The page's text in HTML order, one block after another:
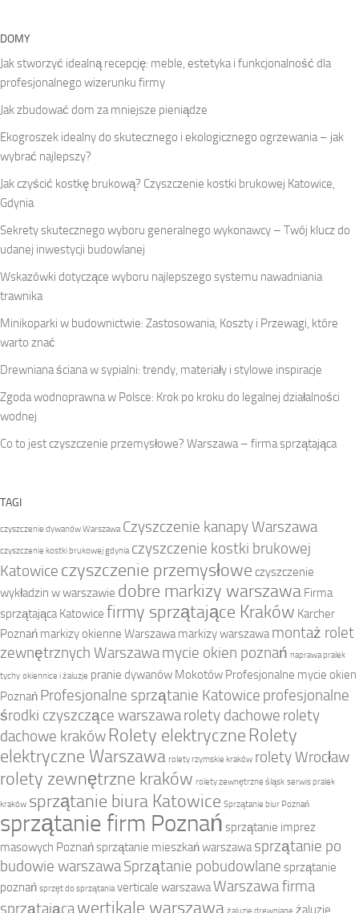
DOMY
Jak stworzyć idealną recepcję: meble, estetyka i funkcjonalność dla
profesjonalnego wizerunku firmy
Jak zbudować dom za mniejsze pieniądze
Ekogroszek idealny do skutecznego i ekologicznego ogrzewania – jak
wybrać najlepszy?
Jak czyścić kostkę brukową? Czyszczenie kostki brukowej Katowice,
Gdynia
Sekrety skutecznego wyboru generalnego wykonawcy – Twój klucz do
udanej inwestycji budowlanej
Wskazówki dotyczące wyboru najlepszego systemu nawadniania
trawnika
Minikoparki w budownictwie: Zastosowania, Koszty i Przewagi, które
warto znać
Drewniana ściana w sypialni: trendy, materiały i stylowe inspiracje
Zgoda wodnoprawna w Polsce: Krok po kroku do legalnej działalności
wodnej
Co to jest czyszczenie przemysłowe? Warszawa – firma sprzątająca
TAGI
czyszczenie dywanów Warszawa Czyszczenie kanapy Warszawa
czyszczenie kostki brukowej gdynia czyszczenie kostki brukowej
Katowice czyszczenie przemysłowe czyszczenie
wykładzin w warszawie dobre markizy warszawa Firma
sprzątająca Katowice firmy sprzątające Kraków Karcher
Poznań markizy okienne Warszawa markizy warszawa montaż rolet
zewnętrznych Warszawamycie okien poznań naprawa pralek
tychy okiennice i żaluzje pranie dywanów Mokotów Profesjonalne mycie okien
Poznań Profesjonalne sprzątanie Katowice profesjonalne
środki czyszczące warszawarolety dachowe rolety
dachowe kraków Rolety elektryczne Rolety
elektryczne Warszawa rolety rzymskie kraków rolety Wrocław
rolety zewnętrzne kraków rolety zewnętrzne śląsk serwis pralek
kraków sprzątanie biura Katowice Sprzątanie biur Poznań
sprzątanie firm Poznań sprzątanie imprez
masowych Poznańsprzątanie mieszkań warszawa sprzątanie po
budowie warszawaSprzątanie pobudowlane sprzątanie
poznań sprzęt do sprzątania verticale warszawaWarszawa firma
sprzątającawertikale warszawa żaluzje drewniane żaluzje